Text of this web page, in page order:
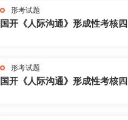
形考试题
国开《人际沟通》形成性考核四
形考试题
国开《人际沟通》形成性考核四